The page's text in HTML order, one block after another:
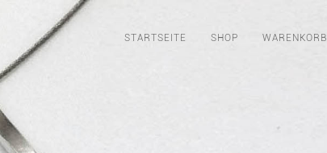
STARTSEITE SHOP WARENKORB